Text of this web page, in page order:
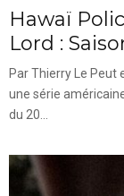
Hawaï
Lord :
Par Thierry Le Peut
une série
du 20...